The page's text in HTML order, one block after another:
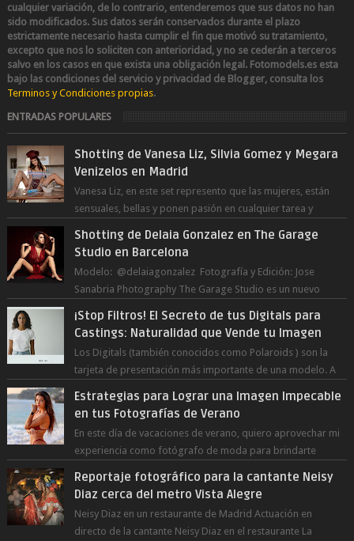
cualquier variación, de lo contrario, entenderemos que sus datos no han
sido modificados. Sus datos serán conservados durante el plazo
estrictamente necesario hasta cumplir el fin que motivó su tratamiento,
excepto que nos lo soliciten con anterioridad, y no se cederán a terceros
salvo en los casos en que exista una obligación legal.Fotomodels.es esta
bajo las condiciones del servicio y privacidad de Blogger, consulta los
Terminos y Condiciones propias.
ENTRADAS POPULARES
Shotting de Vanesa Liz, Silvia Gomez y Megara
Venizelos en Madrid
Vanesa Liz, en este set represento que las mujeres, están
sensuales, bellas y ponen pasión en cualquier tarea y
Shotting de Delaia Gonzalez en The Garage
Studio en Barcelona
Modelo: @delaiagonzalez Fotografía y Edición: Jose
Sanabria Photography The Garage Studio es un nuevo
¡Stop Filtros! El Secreto de tus Digitals para
Castings: Naturalidad que Vende tu Imagen
Los Digitals (también conocidos como Polaroids ) son la
tarjeta de presentación más importante de una modelo. A
Estrategias para Lograr una Imagen Impecable
en tus Fotografías de Verano
En este día de vacaciones de verano, quiero aprovechar mi
experiencia como fotógrafo de moda para brindarte
Reportaje fotográfico para la cantante Neisy
Diaz cerca del metro Vista Alegre
Neisy Diaz en un restaurante de Madrid Actuación en
directo de la cantante Neisy Diaz en el restaurante La